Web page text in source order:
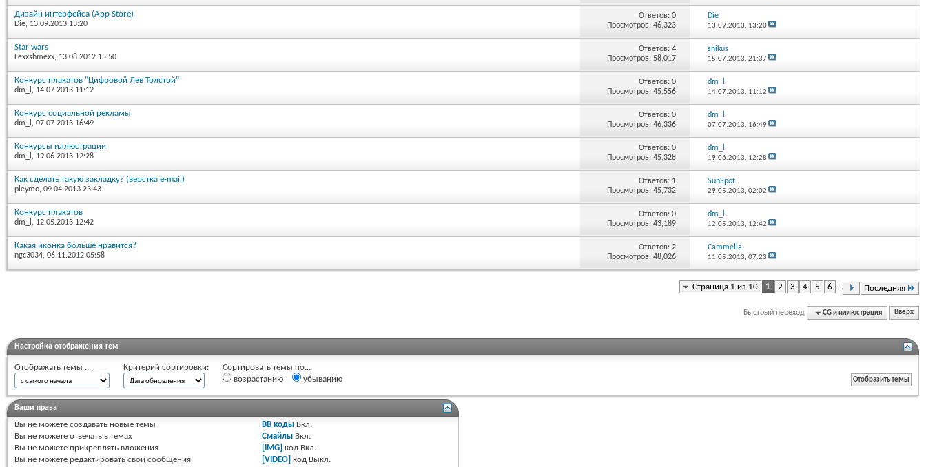
Дизайн интерфейса (App Store)
Die, 13.09.2013 13:20
Ответов: 0
Просмотров: 46,323
Die
13.09.2013, 13:20
Star wars
Lexxshmexx, 13.08.2012 15:50
Ответов: 4
Просмотров: 58,017
snikus
15.07.2013,21:37
Конкурс плакатов "Цифровой Лев Толстой"
dm_l , 14.07.2013 11:12
Ответов: 0
Просмотров: 45,556
dm_l
14.07.2013, 11:12
Конкурс социальной рекламы
dm_l , 07.07.2013 16:49
Ответов: 0
Просмотров: 46,336
dm_l
07.07.2013, 16:49
Конкурсы иллюстрации
dm_l , 19.06.2013 12:28
Ответов: 0
Просмотров: 45,328
dm_l
19.06.2013, 12:28
Как сделать такую закладку? (верстка e-mail)
pleymo, 09.04.2013 23:43
Ответов: 1
Просмотров: 45,732
SunSpot
29.05.2013,02:02
Конкурс плакатов
dm_l , 12.05.2013 12:42
Ответов: 0
Просмотров: 43,189
dm_l
12.05.2013, 12:42
Какая иконка больше нравится?
ngc3034, 06.11.2012 05:58
Ответов: 2
Просмотров: 48,026
Cammelia
11.05.2013,07:23
Страница 1 из 10 1 2 3 4 5 6 Последняя
Быстрый переход CG и иллюстрация Вверх
Настройка отображения тем
Отображать темы ... Критерий сортировки:
Сортировать темы по...
возрастанию
убыванию
Ваши права
Вы не можете создавать новые темы
Вы не можете отвечать в темах
Вы не можете прикреплять вложения
Вы не можете редактировать свои сообщения
BB коды Вкл.
Смайлы Вкл.
[IMG] код Вкл.
[VIDEO] код Выкл.